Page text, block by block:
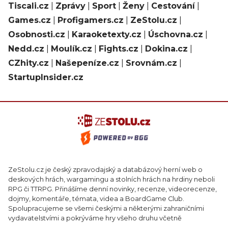
Tiscali.cz Zprávy Sport Ženy Cestování|
Games.cz
Profigamers.cz ZeStolu.cz
Osobnosti.cz
Karaoketexty.cz Úschovna.cz
Nedd.cz
Moulík.cz Fights.cz Dokina.cz
CZhity.cz
Našepeníze.cz Srovnám.cz
StartupInsider.cz
ZeStolu.cz je český zpravodajský a databázový herní web o
deskových hrách, wargamingu a stolních hrách na hrdiny neboli
RPG či TTRPG. Přinášíme denní novinky, recenze, videorecenze,
dojmy, komentáře, témata, videa a BoardGame Club.
Spolupracujeme se všemi českými a některými zahraničními
vydavatelstvími a pokrýváme hry všeho druhu včetně